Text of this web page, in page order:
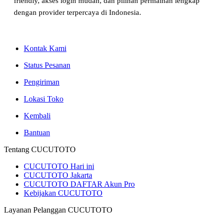
dengan provider terpercaya di Indonesia.
Kontak Kami
Status Pesanan
Pengiriman
Lokasi Toko
Kembali
Bantuan
Tentang CUCUTOTO
CUCUTOTO Hari ini
CUCUTOTO Jakarta
CUCUTOTO DAFTAR Akun Pro
Kebijakan CUCUTOTO
Layanan Pelanggan CUCUTOTO